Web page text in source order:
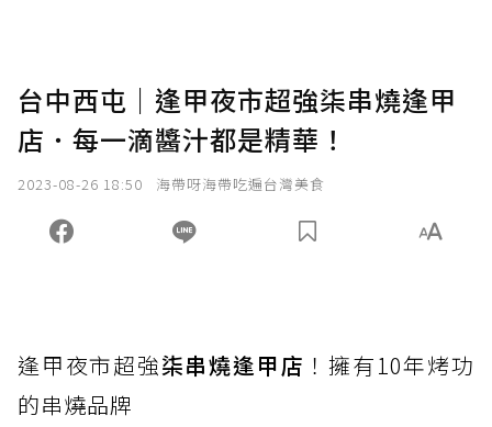
台中西屯｜逢甲夜市超強柒串燒逢甲
店．每一滴醬汁都是精華！
2023-08-26 18:50 海帶呀海帶吃遍台灣美食
逢甲夜市超強柒串燒逢甲店 ！擁有10年烤功
的串燒品牌